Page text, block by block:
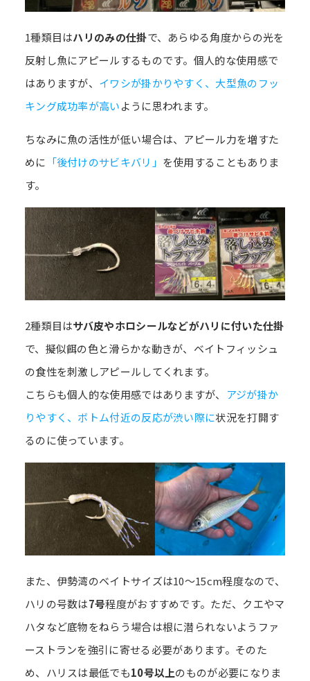
1種類目はハリのみの仕掛で、あらゆる角度からの光を
反射し魚にアピールするものです。個人的な使用感で
はありますが、 イワシが掛かりやすく、大型魚のフッ
キング成功率が高いように思われます。
ちなみに魚の活性が低い場合は、アピール力を増すた
めに 「後付けのサビキバリ」 を使用することもありま
す。
2種類目はサバ皮やホロシールなどがハリに付いた仕掛
で、擬似餌の色と滑らかな動きが、ベイトフィッシュ
の食性を刺激しアピールしてくれます。
こちらも個人的な使用感ではありますが、
アジが掛か
りやすく、ボトム付近の反応が渋い際に状況を打開す
るのに使っています。
また、伊勢湾のベイトサイズは10～15cm程度なので、
ハリの号数は7号程度がおすすめです。ただ、クエやマ
ハタなど底物をねらう場合は根に潜られないようファ
ーストランを強引に寄せる必要があります。そのた
め、ハリスは最低でも10号以上のものが必要になりま